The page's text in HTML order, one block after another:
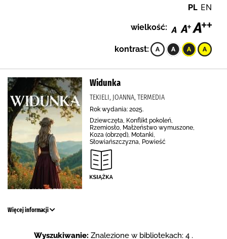
PL EN
wielkość:
kontrast:
Widunka
TEKIELI, JOANNA, TERMEDIA
Rok wydania: 2025.
Dziewczęta, Konflikt pokoleń,
Rzemiosło, Małżeństwo wymuszone,
Koza (obrzęd), Motanki,
Słowiańszczyzna, Powieść
Więcej informacji
Wyszukiwanie: Znalezione w bibliotekach: 4 .